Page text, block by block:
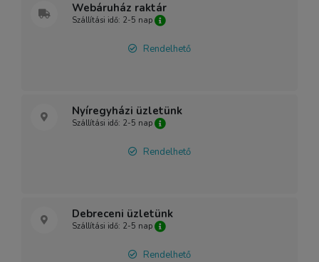
Webáruház raktár
Szállítási idő: 2-5 nap
Rendelhető
Nyíregyházi üzletünk
Szállítási idő: 2-5 nap
Rendelhető
Debreceni üzletünk
Szállítási idő: 2-5 nap
Rendelhető